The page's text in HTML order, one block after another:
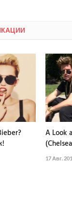
A Look
17 Авг.